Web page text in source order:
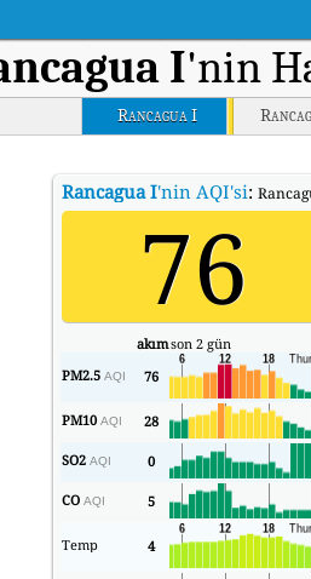
I'nin
Rancagua I
Rancagua I'nin AQI'si:
76
akımson 2 gün
PM2.5 AQI 76
PM10 AQI 28
SO2 AQI 0
CO AQI 5
Temp 4